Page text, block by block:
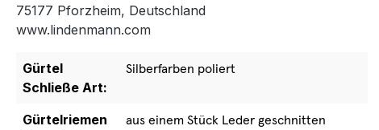
75177 Pforzheim, Deutschland
www.lindenmann.com
Gürtel
Schließe Art:
Silberfarben poliert
Gürtelriemen
aus einem Stück Leder geschnitten